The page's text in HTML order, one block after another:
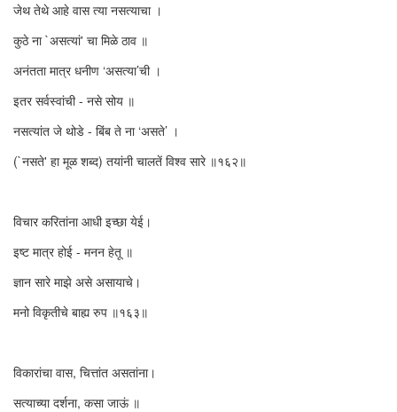
जेथ तेथे आहे वास त्या नसत्याचा ।
कुठे ना `असत्यां' चा मिळे ठाव ॥
अनंतता मात्र धनीण ‘असत्या’ची ।
इतर सर्वस्वांची - नसे सोय ॥
नसत्यांत जे थोडे - बिंब ते ना ‘असते’ ।
(`नसते' हा मूळ शब्द) तयांनी चालतें विश्व सारे ॥१६२॥
विचार करितांना आधी इच्छा येई।
इष्ट मात्र होई - मनन हेतू ॥
ज्ञान सारे माझे असे असायाचे।
मनो विकृतीचे बाह्य रुप ॥१६३॥
विकारांचा वास, चित्तांत असतांना।
सत्याच्या दर्शना, कसा जाऊं ॥